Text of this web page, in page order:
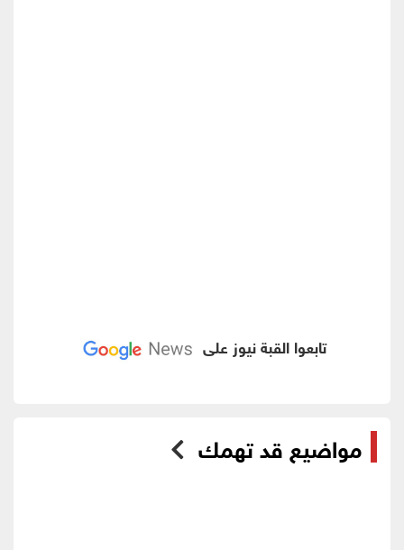
تابعوا القبة نيوز على
مواضيع قد تهمك